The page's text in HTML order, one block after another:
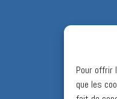
Pour offrir
que les